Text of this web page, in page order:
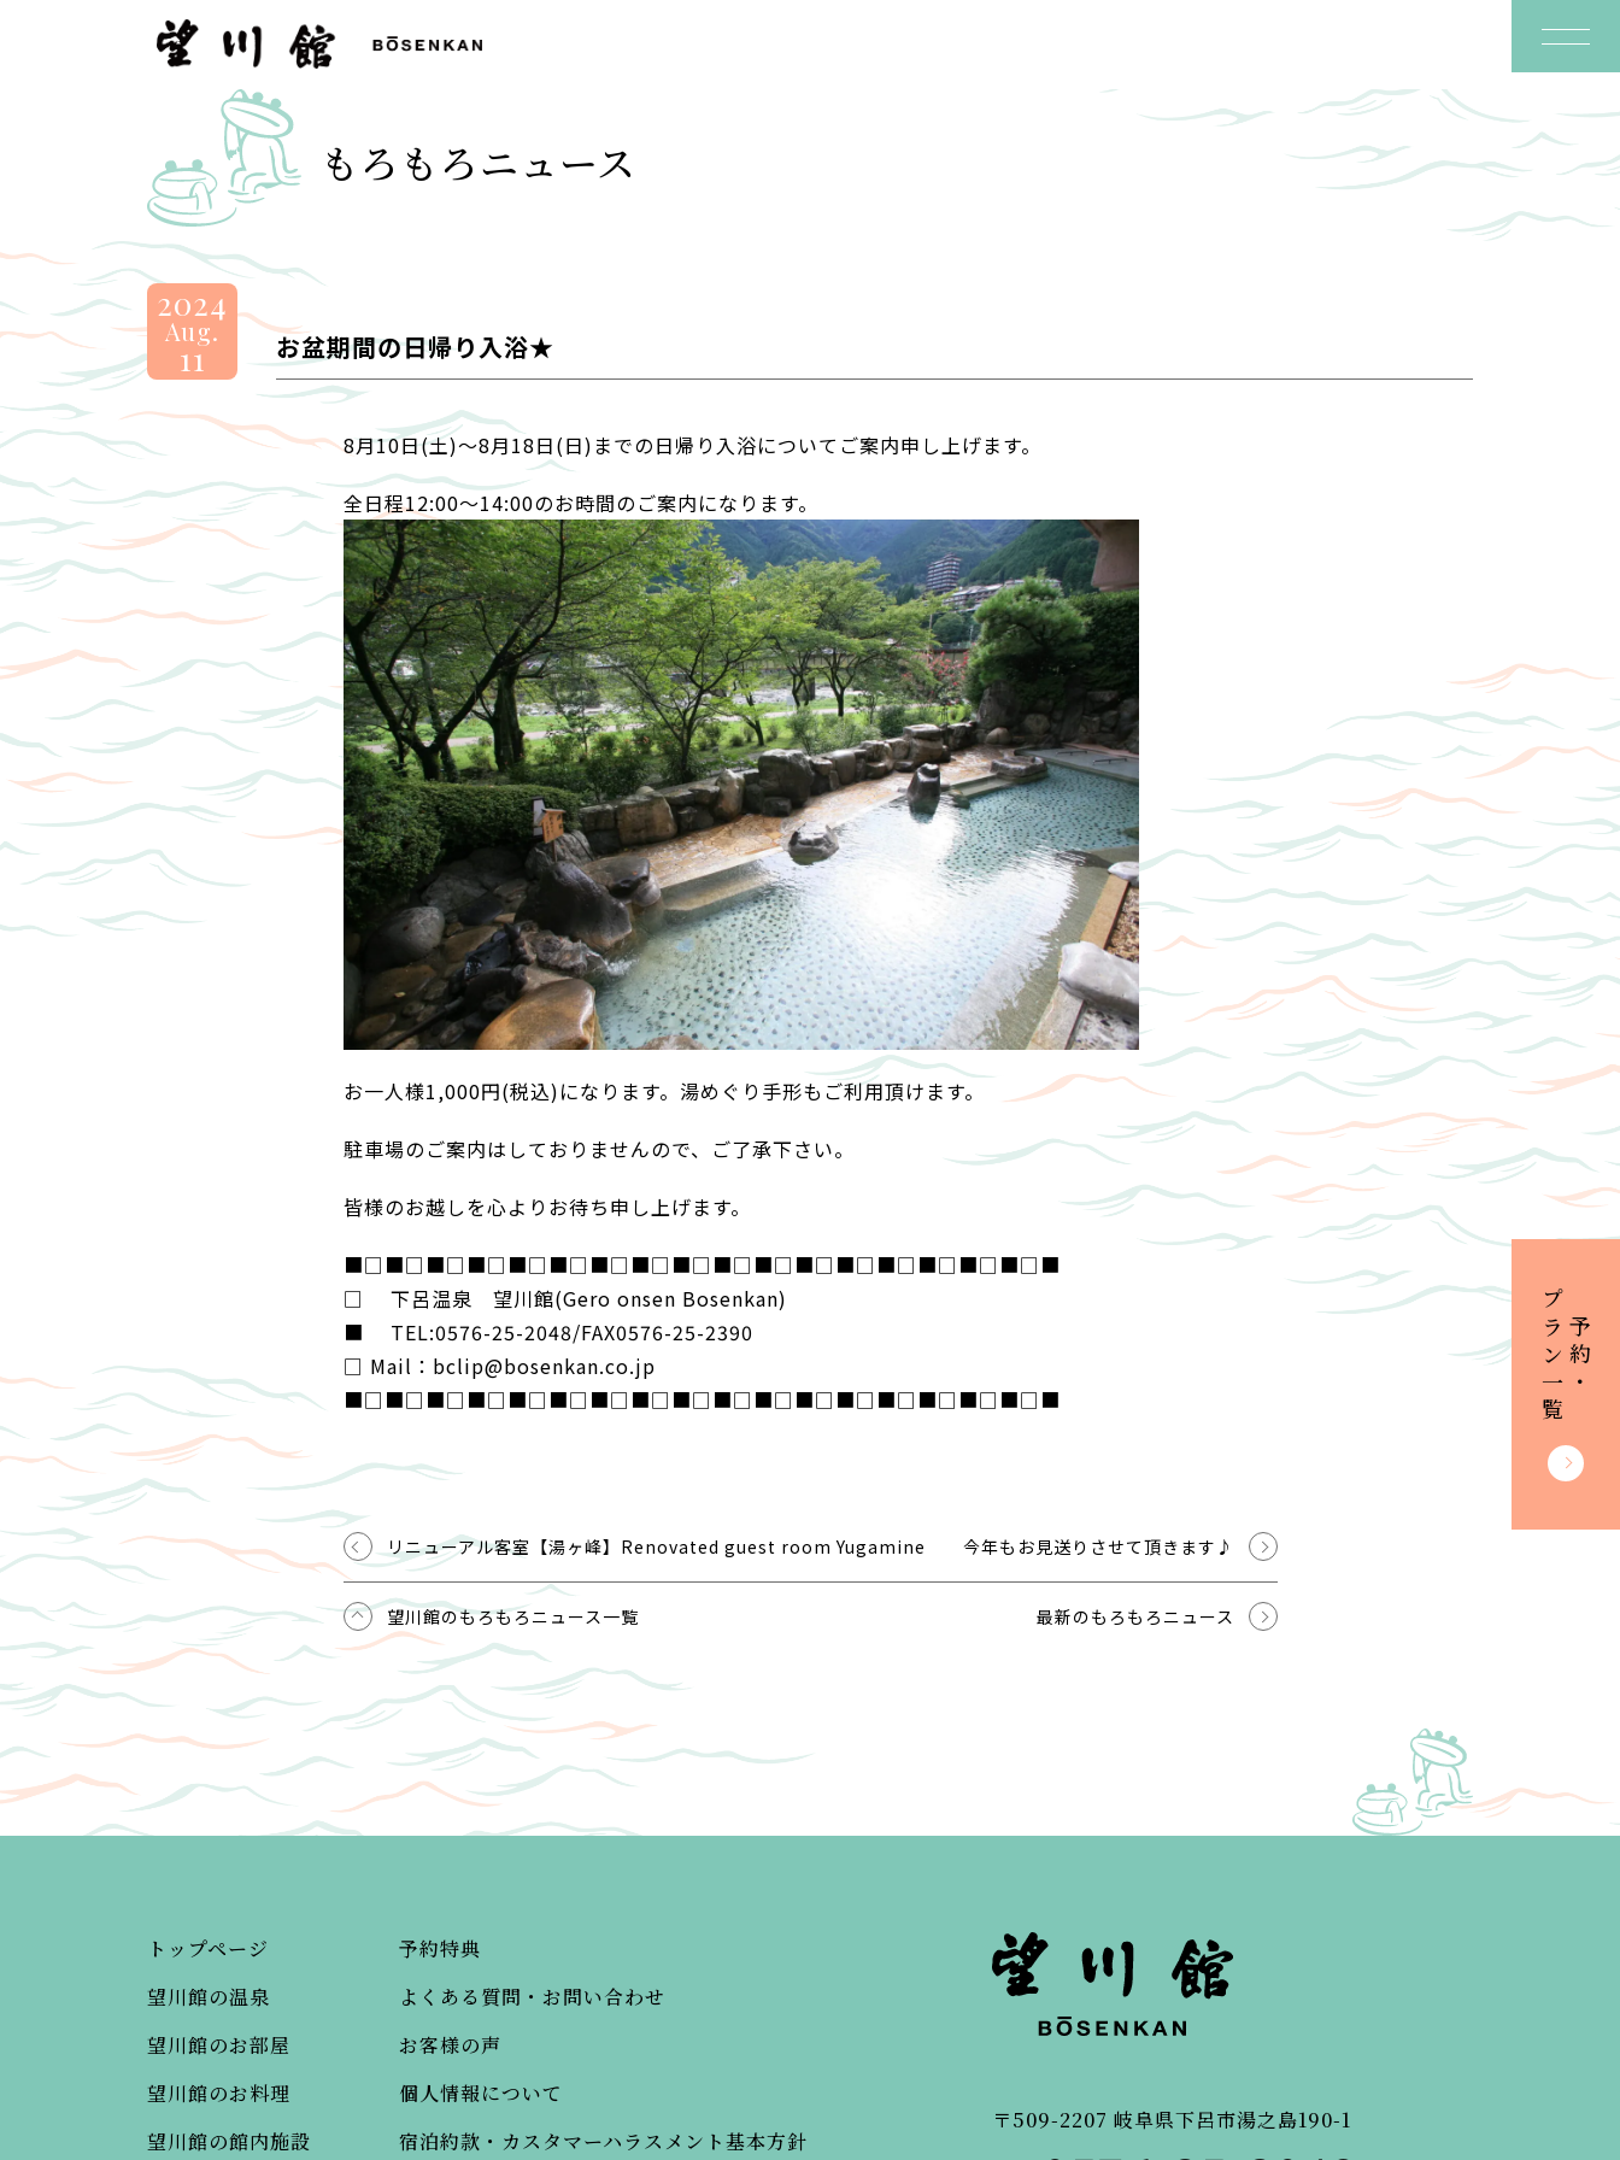
望
川
BOSENKAN
ご予約・
プラン一覧
もろもろニュース
2024
Aug.
11 お盆期間の日帰り入浴★
8月10日(土)～8月18日(日)までの日帰り入浴についてご案内申し上げます。
全日程12:00～14:00のお時間のご案内になります。
お一人様1,000円(税込)になります。湯めぐり手形もご利用頂けます。
駐車場のご案内はしておりませんので、ご了承下さい。
皆様のお越しを心よりお待ち申し上げます。
■□■□■□■□■□■□■□■□■□■□■□■□■□■□■□■□■□■
□ 下呂温泉 望川館(Gero onsen Bosenkan)
■ TEL:0576-25-2048/FAX0576-25-2390
□ Mail：bclip@bosenkan.co.jp
■□■□■□■□■□■□■□■□■□■□■□■□■□■□■□■□■□■
リニューアル客室【湯ヶ峰】Renovated guest room Yugamine 今年もお見送りさせて頂きます♪
望川館のもろもろニュース一覧 最新のもろもろニュース
トップページ
望川館の温泉
望川館のお部屋
望川館のお料理
望川館の館内施設
予約特典
よくある質問・お問い合わせ
お客様の声
個人情報について
宿泊約款・カスタマーハラスメント基本方針
〒509-2207 岐阜県下呂市湯之島190-1